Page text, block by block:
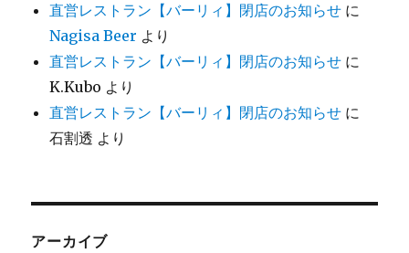
直営レストラン【バーリィ】閉店のお知らせ に
Nagisa Beer より
直営レストラン【バーリィ】閉店のお知らせ に
K.Kubo より
直営レストラン【バーリィ】閉店のお知らせ に
石割透 より
アーカイブ